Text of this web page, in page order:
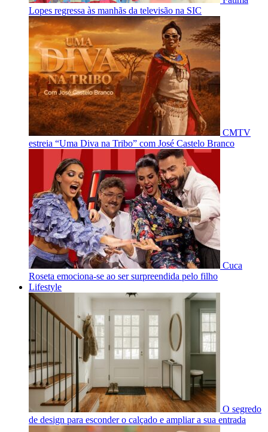
Lopes regressa às manhãs da televisão na SIC
CMTV
estreia “Uma Diva na Tribo” com José Castelo Branco
Cuca
Roseta emociona-se ao ser surpreendida pelo filho
Lifestyle
O segredo
de design para esconder o calçado e ampliar a sua entrada